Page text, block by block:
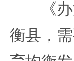
《办
衡县，